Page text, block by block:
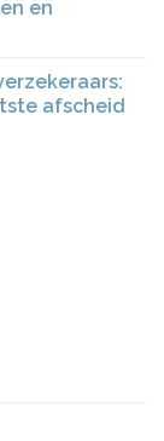
en
afscheid